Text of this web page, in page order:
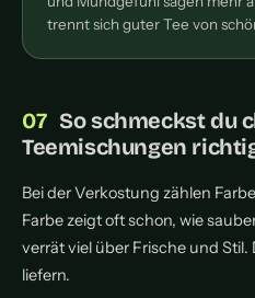
trennt sich guter Tee von
So schmeckst du
Teemischungen
Bei der Verkostung zählen
Farbe zeigt oft schon, wie
verrät viel über Frische und
liefern.